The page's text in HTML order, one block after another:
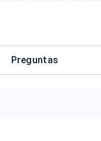
Preguntas